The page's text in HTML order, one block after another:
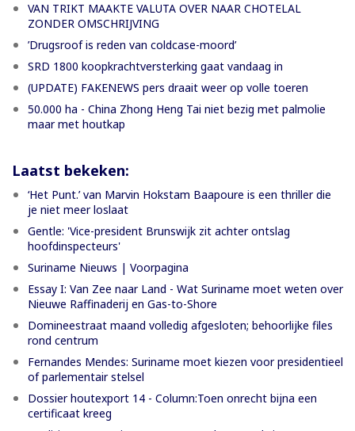
VAN TRIKT MAAKTE VALUTA OVER NAAR CHOTELAL
ZONDER OMSCHRIJVING
’Drugsroof is reden van coldcase-moord’
SRD 1800 koopkrachtversterking gaat vandaag in
(UPDATE) FAKENEWS pers draait weer op volle toeren
50.000 ha - China Zhong Heng Tai niet bezig met palmolie
maar met houtkap
Laatst bekeken:
‘Het Punt.’ van Marvin Hokstam Baapoure is een thriller die
je niet meer loslaat
Gentle: 'Vice-president Brunswijk zit achter ontslag
hoofdinspecteurs'
Suriname Nieuws | Voorpagina
Essay I: Van Zee naar Land - Wat Suriname moet weten over
Nieuwe Raffinaderij en Gas-to-Shore
Domineestraat maand volledig afgesloten; behoorlijke files
rond centrum
Fernandes Mendes: Suriname moet kiezen voor presidentieel
of parlementair stelsel
Dossier houtexport 14 - Column:Toen onrecht bijna een
certificaat kreeg